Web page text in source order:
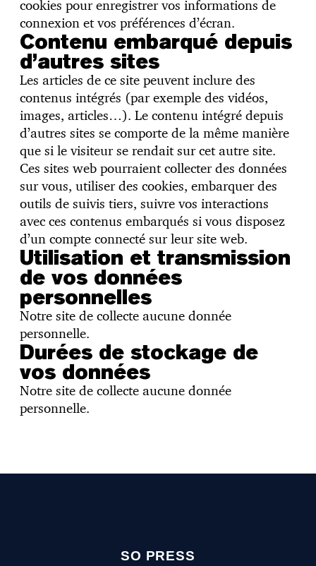
cookies pour enregistrer vos informations de
connexion et vos préférences d’écran.
Contenu embarqué depuis
d’autres sites
Les articles de ce site peuvent inclure des
contenus intégrés (par exemple des vidéos,
images, articles…). Le contenu intégré depuis
d’autres sites se comporte de la même manière
que si le visiteur se rendait sur cet autre site.
Ces sites web pourraient collecter des données
sur vous, utiliser des cookies, embarquer des
outils de suivis tiers, suivre vos interactions
avec ces contenus embarqués si vous disposez
d’un compte connecté sur leur site web.
Utilisation et transmission
de vos données
personnelles
Notre site de collecte aucune donnée
personnelle.
Durées de stockage de
vos données
Notre site de collecte aucune donnée
personnelle.
SO PRESS